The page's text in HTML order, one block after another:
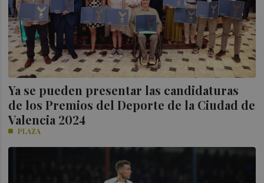
Ya se pueden presentar las candidaturas
de los Premios del Deporte de la Ciudad de
Valencia 2024
PLAZA